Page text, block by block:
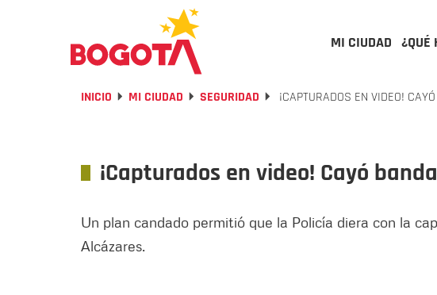
MI CIUDAD ¿QUÉ
INICIO MI CIUDAD SEGURIDAD ¡CAPTURADOS EN VIDEO!
¡Capturados en video! Cayó
Un plan candado permitió que la Policía diera con la
Alcázares.